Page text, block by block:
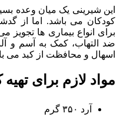
این شیرینی یک میان وعده
کودکان می باشد. اما از
برای انواع بیماری ها
ضد التهاب، کمک به آسم و
اسهال و محافظت از کبد می
مواد لازم برای
آرد ۳۵۰ گرم